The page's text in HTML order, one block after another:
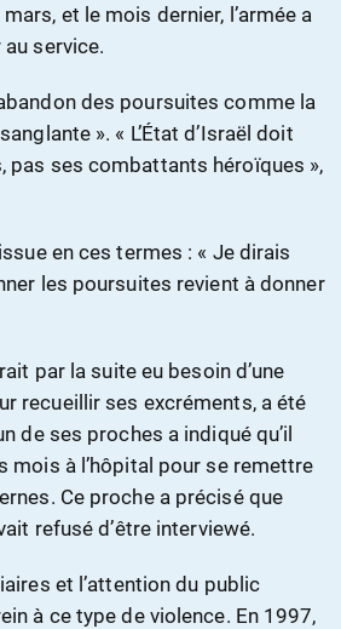
et le mois dernier, l’armée a
service.
des poursuites comme la
». « L’État d’Israël doit
pas ses combattants héroïques »,
en ces termes : « Je dirais
les poursuites revient à donner
par la suite eu besoin d’une
recueillir ses excréments, a été
de ses proches a indiqué qu’il
mois à l’hôpital pour se remettre
Ce proche a précisé que
refusé d’être interviewé.
et l’attention du public
à ce type de violence. En 1997,